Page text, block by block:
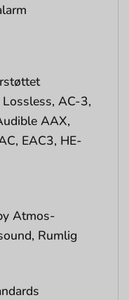
AC-3,
AAX,
EAC3, HE-
Atmos-
Rumlig